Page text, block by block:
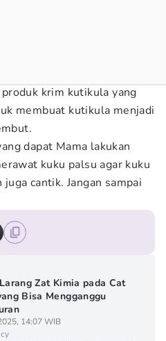
krim kutikula yang
membuat kutikula menjadi
dapat Mama lakukan
kuku palsu agar kuku
cantik. Jangan sampai
Zat Kimia pada Cat
Bisa Mengganggu
14:07 WIB